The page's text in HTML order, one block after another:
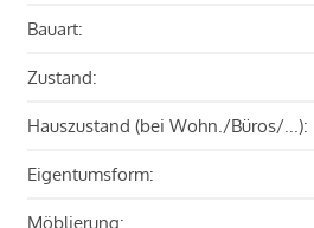
Bauart:
Zustand:
Hauszustand (bei Wohn./Büros/...):
Eigentumsform:
Möblierung: